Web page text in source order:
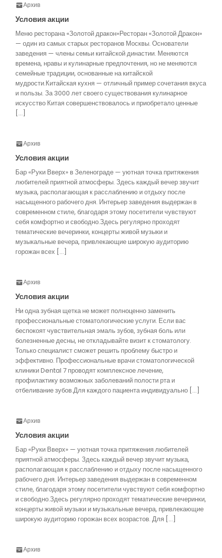
Архив
Условия акции
Меню ресторана «Золотой дракон»Ресторан «Золотой Дракон»
— один из самых старых ресторанов Москвы. Основатели
заведения — члены семьи китайской династии. Меняются
времена, нравы и кулинарные предпочтения, но не меняются
семейные традиции, основанные на китайской
мудрости.Китайская кухня — отличный пример сочетания вкуса
и пользы. За 3000 лет своего существования кулинарное
искусство Китая совершенствовалось и приобретало ценные
[…]
Архив
Условия акции
Бар «Руки Вверх» в Зеленограде — уютная точка притяжения
любителей приятной атмосферы. Здесь каждый вечер звучит
музыка, располагающая к расслаблению и отдыху после
насыщенного рабочего дня. Интерьер заведения выдержан в
современном стиле, благодаря этому посетители чувствуют
себя комфортно и свободно.Здесь регулярно проходят
тематические вечеринки, концерты живой музыки и
музыкальные вечера, привлекающие широкую аудиторию
горожан всех […]
Архив
Условия акции
Ни одна зубная щетка не может полноценно заменить
профессиональные стоматологические услуги. Если вас
беспокоят чувствительная эмаль зубов, зубная боль или
болезненные десны, не откладывайте визит к стоматологу.
Только специалист сможет решить проблему быстро и
эффективно. Профессиональные врачи стоматологической
клиники Dental 7 проводят комплексное лечение,
профилактику возможных заболеваний полости рта и
отбеливание зубов.Для каждого пациента индивидуально […]
Архив
Условия акции
Бар «Руки Вверх» — уютная точка притяжения любителей
приятной атмосферы. Здесь каждый вечер звучит музыка,
располагающая к расслаблению и отдыху после насыщенного
рабочего дня. Интерьер заведения выдержан в современном
стиле, благодаря этому посетители чувствуют себя комфортно
и свободно.Здесь регулярно проходят тематические вечеринки,
концерты живой музыки и музыкальные вечера, привлекающие
широкую аудиторию горожан всех возрастов. Для […]
Архив